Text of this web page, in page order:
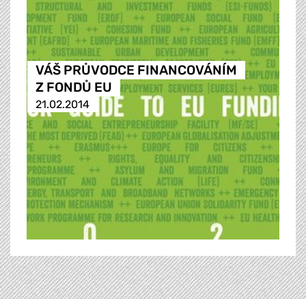
VÁŠ PRŮVODCE FINANCOVÁNÍM
Z FONDŮ EU
21.02.2014